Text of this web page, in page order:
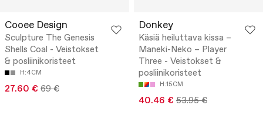
Cooee Design
Sculpture The Genesis
Shells Coal - Veistokset
& posliinikoristeet
H:4CM
27.60 € 69 €
Donkey
Käsiä heiluttava kissa –
Maneki-Neko – Player
Three - Veistokset &
posliinikoristeet
H:15CM
40.46 € 53.95 €